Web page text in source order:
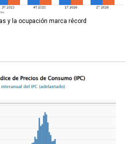
y la ocupación marca récord